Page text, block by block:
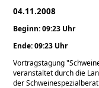
04.11.2008
Beginn: 09:23 Uhr
Ende: 09:23 Uhr
Vortragstagung
veranstaltet durch die
der